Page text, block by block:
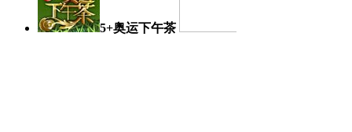
5+奥运下午茶